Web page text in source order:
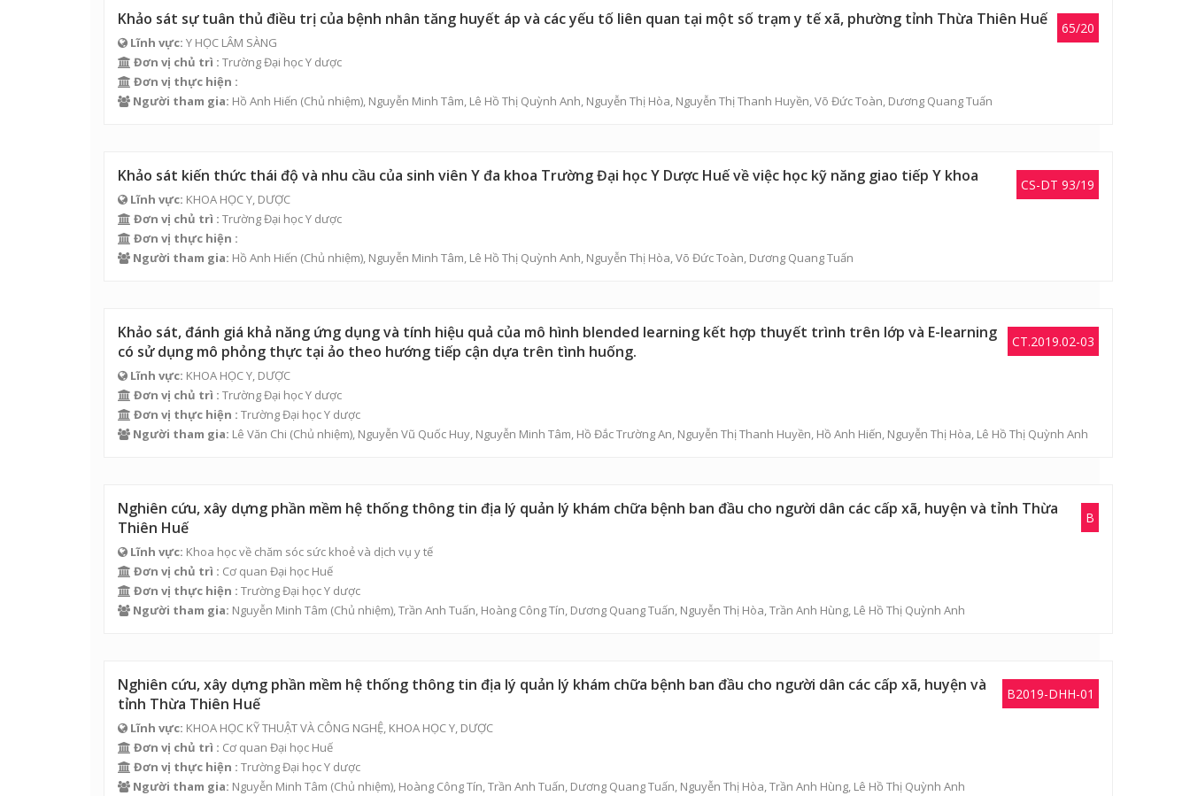
65/20
Khảo sát sự tuân thủ điều trị của bệnh nhân tăng huyết áp và các yếu tố liên quan tại một số trạm y tế xã, phường tỉnh Thừa Thiên Huế
Lĩnh vực: Y HỌC LÂM SÀNG
Đơn vị chủ trì : Trường Đại học Y dược
Đơn vị thực hiện :
Người tham gia: Hồ Anh Hiến (Chủ nhiệm), Nguyễn Minh Tâm, Lê Hồ Thị Quỳnh Anh, Nguyễn Thị Hòa, Nguyễn Thị Thanh Huyền,Võ Đức Toàn, Dương Quang Tuấn
CS-DT 93/19
Khảo sát kiến thức thái độ và nhu cầu của sinh viên Y đa khoa Trường Đại học Y Dược Huế về việc học kỹ năng giao tiếp Y khoa
Lĩnh vực: KHOA HỌC Y, DƯỢC
Đơn vị chủ trì : Trường Đại học Y dược
Đơn vị thực hiện :
Người tham gia: Hồ Anh Hiến (Chủ nhiệm), Nguyễn Minh Tâm, Lê Hồ Thị Quỳnh Anh, Nguyễn Thị Hòa,Võ Đức Toàn, Dương Quang Tuấn
CT.2019.02-03
Khảo sát, đánh giá khả năng ứng dụng và tính hiệu quả của mô hình blended learning kết hợp thuyết trình trên lớp và E-learning
có sử dụng mô phỏng thực tại ảo theo hướng tiếp cận dựa trên tình huống.
Lĩnh vực: KHOA HỌC Y, DƯỢC
Đơn vị chủ trì : Trường Đại học Y dược
Đơn vị thực hiện : Trường Đại học Y dược
Người tham gia: Lê Văn Chi (Chủ nhiệm), Nguyễn Vũ Quốc Huy, Nguyễn Minh Tâm, Hồ Đắc Trường An, Nguyễn Thị Thanh Huyền, Hồ Anh Hiến, Nguyễn Thị Hòa, Lê Hồ Thị Quỳnh Anh
B
Nghiên cứu, xây dựng phần mềm hệ thống thông tin địa lý quản lý khám chữa bệnh ban đầu cho người dân các cấp xã, huyện và tỉnh Thừa
Thiên Huế
Lĩnh vực: Khoa học về chăm sóc sức khoẻ và dịch vụ y tế
Đơn vị chủ trì : Cơ quan Đại học Huế
Đơn vị thực hiện : Trường Đại học Y dược
Người tham gia: Nguyễn Minh Tâm (Chủ nhiệm),Trần Anh Tuấn, Hoàng Công Tín, Dương Quang Tuấn, Nguyễn Thị Hòa,Trần Anh Hùng, Lê Hồ Thị Quỳnh Anh
B2019-DHH-01
Nghiên cứu, xây dựng phần mềm hệ thống thông tin địa lý quản lý khám chữa bệnh ban đầu cho người dân các cấp xã, huyện và
tỉnh Thừa Thiên Huế
Lĩnh vực: KHOA HỌC KỸ THUẬT VÀ CÔNG NGHỆ, KHOA HỌC Y, DƯỢC
Đơn vị chủ trì : Cơ quan Đại học Huế
Đơn vị thực hiện : Trường Đại học Y dược
Người tham gia: Nguyễn Minh Tâm (Chủ nhiệm), Hoàng Công Tín,Trần Anh Tuấn, Dương Quang Tuấn, Nguyễn Thị Hòa,Trần Anh Hùng, Lê Hồ Thị Quỳnh Anh